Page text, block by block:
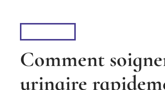
Comment
urinaire